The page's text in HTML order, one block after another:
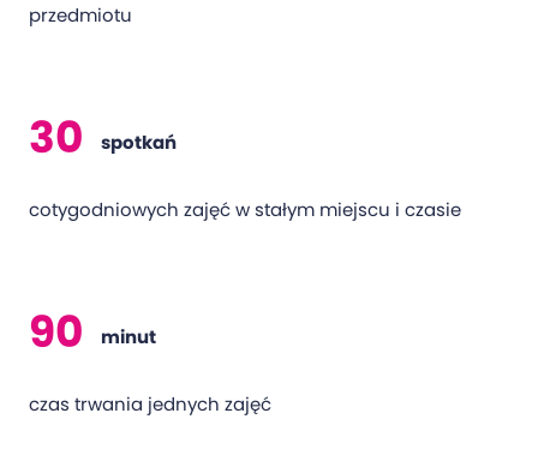
przedmiotu
30 spotkań
cotygodniowych zajęć w stałym miejscu i czasie
90 minut
czas trwania jednych zajęć